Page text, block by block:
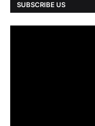
SUBSCRIBE US